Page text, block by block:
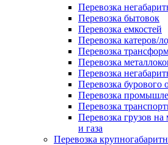
Перевозка
Перевозка бытовок
Перевозка емкостей
Перевозка катеров/
Перевозка
Перевозка
Перевозка
Перевозка бурового
Перевозка
Перевозка
Перевозка грузов
и газа
Перевозка